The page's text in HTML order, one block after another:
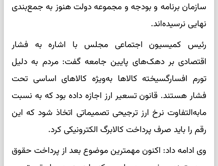
سازمان برنامه و بودجه و مجموعه دولت هنوز به جمع‌بندی
نهایی نرسیده‌اند.
رئیس کمیسیون اجتماعی مجلس با اشاره به فشار
اقتصادی بر دهک‌های پایین جامعه گفت: مردم به دلیل
تورم افسارگسیخته کالاها به‌ویژه کالاهای اساسی تحت
فشار هستند. قانون تسعیر ارز اجازه داده بود که به نسبت
مابه‌التفاوت نرخ ارز ترجیحی تصمیماتی اتخاذ شود که این
رقم را باید صرف پرداخت کالابرگ الکترونیکی کرد.
وی ادامه داد: اکنون مهمترین موضوع بعد از پرداخت حقوق